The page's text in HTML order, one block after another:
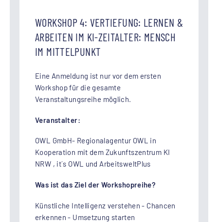
WORKSHOP 4: VERTIEFUNG: LERNEN &
ARBEITEN IM KI-ZEITALTER: MENSCH
IM MITTELPUNKT
Eine Anmeldung ist nur vor dem ersten
Workshop für die gesamte
Veranstaltungsreihe möglich.
Veranstalter:
OWL GmbH- Regionalagentur OWL in
Kooperation mit dem Zukunftszentrum KI
NRW , it´s OWL und ArbeitsweltPlus
Was ist das Ziel der Workshopreihe?
Künstliche Intelligenz verstehen - Chancen
erkennen - Umsetzung starten